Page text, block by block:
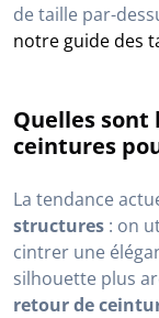
de taille par-
notre guide des
Quelles sont
ceintures
La tendance
structures : on
cintrer une
silhouette plus
retour de